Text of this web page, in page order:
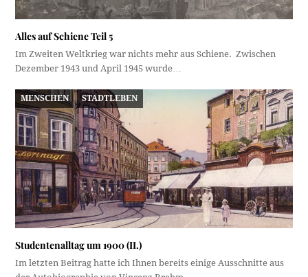
Alles auf Schiene Teil 5
Im Zweiten Weltkrieg war nichts mehr aus Schiene. Zwischen
Dezember 1943 und April 1945 wurde…
MENSCHEN STADTLEBEN
Studentenalltag um 1900 (II.)
Im letzten Beitrag hatte ich Ihnen bereits einige Ausschnitte aus